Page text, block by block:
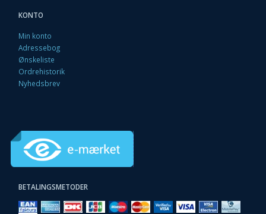
KONTO
Min konto
Adressebog
Ønskeliste
Ordrehistorik
Nyhedsbrev
BETALINGSMETODER